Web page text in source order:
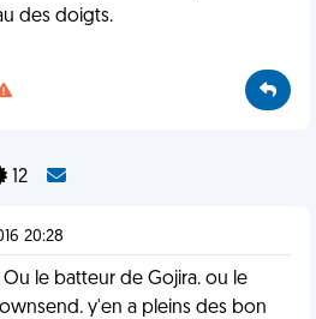
des doigts.
12
20:28
le batteur de Gojira. ou le
y'en a pleins des bon